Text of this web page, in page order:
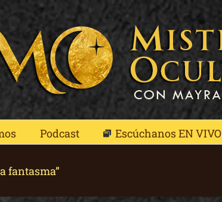
Podcast Escúchanos EN VIVO
fantasma”